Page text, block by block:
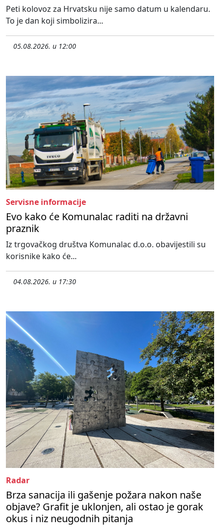
Peti kolovoz za Hrvatsku nije samo datum u kalendaru.
To je dan koji simbolizira...
05.08.2026. u 12:00
Servisne informacije
Evo kako će Komunalac raditi na državni
praznik
Iz trgovačkog društva Komunalac d.o.o. obavijestili su
korisnike kako će...
04.08.2026. u 17:30
Radar
Brza sanacija ili gašenje požara nakon naše
objave? Grafit je uklonjen, ali ostao je gorak
okus i niz neugodnih pitanja